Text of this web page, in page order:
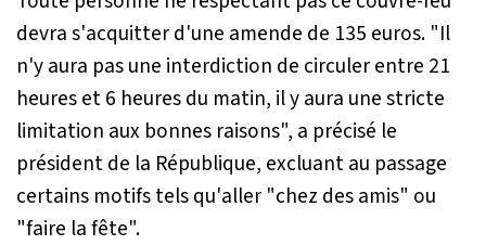
devra s'acquitter d'une amende de 135 euros. "Il
n'y aura pas une interdiction de circuler entre 21
heures et 6 heures du matin, il y aura une stricte
limitation aux bonnes raisons", a précisé le
président de la République, excluant au passage
certains motifs tels qu'aller "chez des amis" ou
"faire la fête".